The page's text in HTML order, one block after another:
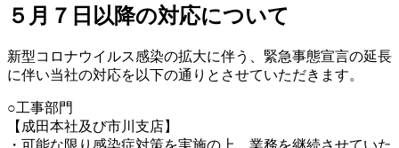
５月７日以降の対応について
新型コロナウイルス感染の拡大に伴う、緊急事態宣言の延長
に伴い当社の対応を以下の通りとさせていただきます。
○工事部門
【成田本社及び市川支店】